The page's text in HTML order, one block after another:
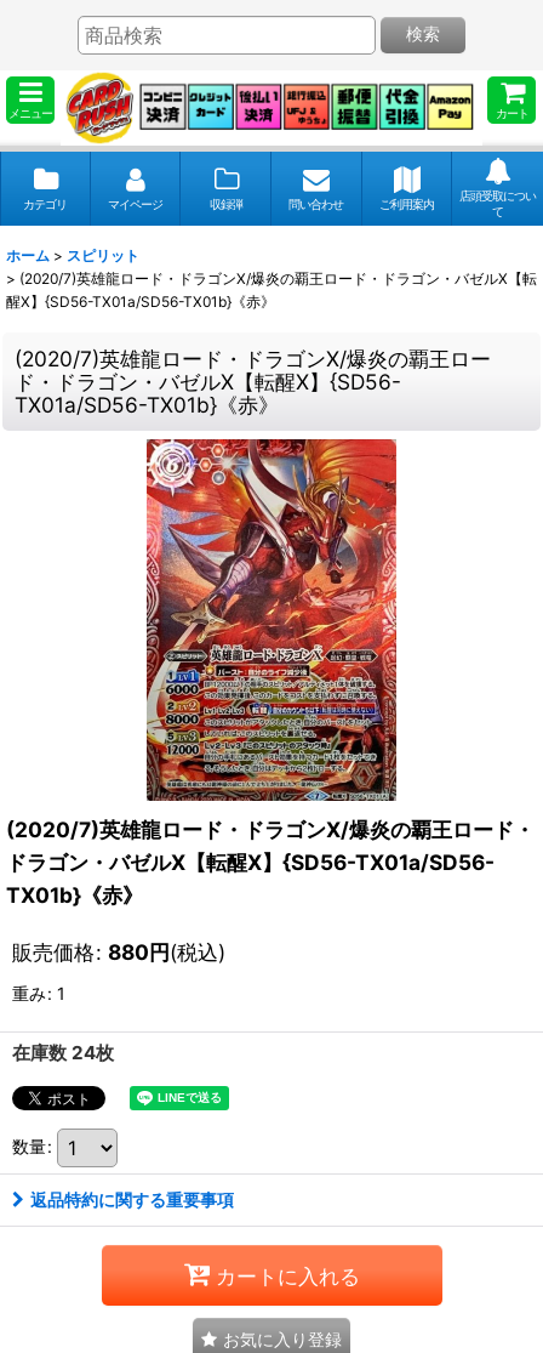
メニュー カート
検索
カテゴリ マイページ 収録弾 問い合わせ ご利用案内
店頭受取につい
て
ホーム > スピリット
> (2020/7)英雄龍ロード・ドラゴンX/爆炎の覇王ロード・ドラゴン・バゼルX【転
醒X】{SD56-TX01a/SD56-TX01b}《赤》
(2020/7)英雄龍ロード・ドラゴンX/爆炎の覇王ロー
ド・ドラゴン・バゼルX【転醒X】{SD56-
TX01a/SD56-TX01b}《赤》
(2020/7)英雄龍ロード・ドラゴンX/爆炎の覇王ロード・
ドラゴン・バゼルX【転醒X】{SD56-TX01a/SD56-
TX01b}《赤》
販売価格: 880円(税込)
重み: 1
在庫数 24枚
数量:
返品特約に関する重要事項
カートに入れる
お気に入り登録